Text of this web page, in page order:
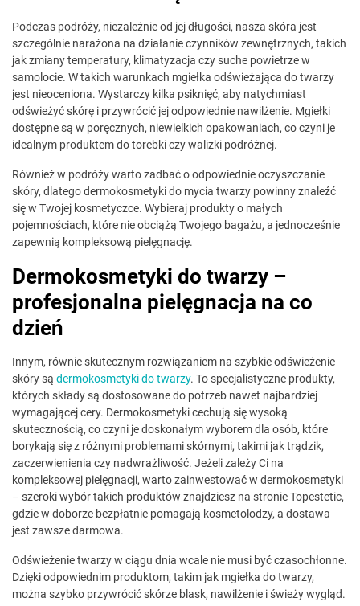
Podczas podróży, niezależnie od jej długości, nasza skóra jest
szczególnie narażona na działanie czynników zewnętrznych, takich
jak zmiany temperatury, klimatyzacja czy suche powietrze w
samolocie. W takich warunkach mgiełka odświeżająca do twarzy
jest nieoceniona. Wystarczy kilka psiknięć, aby natychmiast
odświeżyć skórę i przywrócić jej odpowiednie nawilżenie. Mgiełki
dostępne są w poręcznych, niewielkich opakowaniach, co czyni je
idealnym produktem do torebki czy walizki podróżnej.
Również w podróży warto zadbać o odpowiednie oczyszczanie
skóry, dlatego dermokosmetyki do mycia twarzy powinny znaleźć
się w Twojej kosmetyczce. Wybieraj produkty o małych
pojemnościach, które nie obciążą Twojego bagażu, a jednocześnie
zapewnią kompleksową pielęgnację.
Dermokosmetyki do twarzy –
profesjonalna pielęgnacja na co
dzień
Innym, równie skutecznym rozwiązaniem na szybkie odświeżenie
skóry są dermokosmetyki do twarzy. To specjalistyczne produkty,
których składy są dostosowane do potrzeb nawet najbardziej
wymagającej cery. Dermokosmetyki cechują się wysoką
skutecznością, co czyni je doskonałym wyborem dla osób, które
borykają się z różnymi problemami skórnymi, takimi jak trądzik,
zaczerwienienia czy nadwrażliwość. Jeżeli zależy Ci na
kompleksowej pielęgnacji, warto zainwestować w dermokosmetyki
– szeroki wybór takich produktów znajdziesz na stronie Topestetic,
gdzie w doborze bezpłatnie pomagają kosmetolodzy, a dostawa
jest zawsze darmowa.
Odświeżenie twarzy w ciągu dnia wcale nie musi być czasochłonne.
Dzięki odpowiednim produktom, takim jak mgiełka do twarzy,
można szybko przywrócić skórze blask, nawilżenie i świeży wygląd.